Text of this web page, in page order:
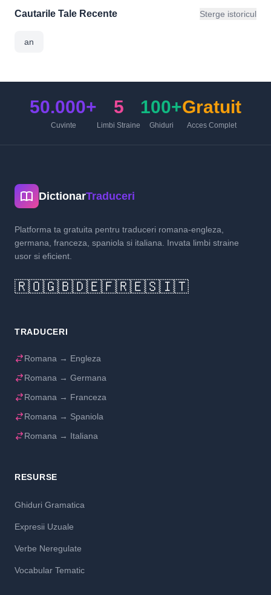
Cautarile Tale Recente Sterge istoricul
an
50.000+
Cuvinte
5
Limbi Straine
100+
Ghiduri
Gratuit
Acces Complet
DictionarTraduceri
Platforma ta gratuita pentru traduceri romana-engleza,
germana, franceza, spaniola si italiana. Invata limbi straine
usor si eficient.
🇷🇴🇬🇧🇩🇪🇫🇷🇪🇸🇮🇹
TRADUCERI
Romana → Engleza
Romana → Germana
Romana → Franceza
Romana → Spaniola
Romana → Italiana
RESURSE
Ghiduri Gramatica
Expresii Uzuale
Verbe Neregulate
Vocabular Tematic